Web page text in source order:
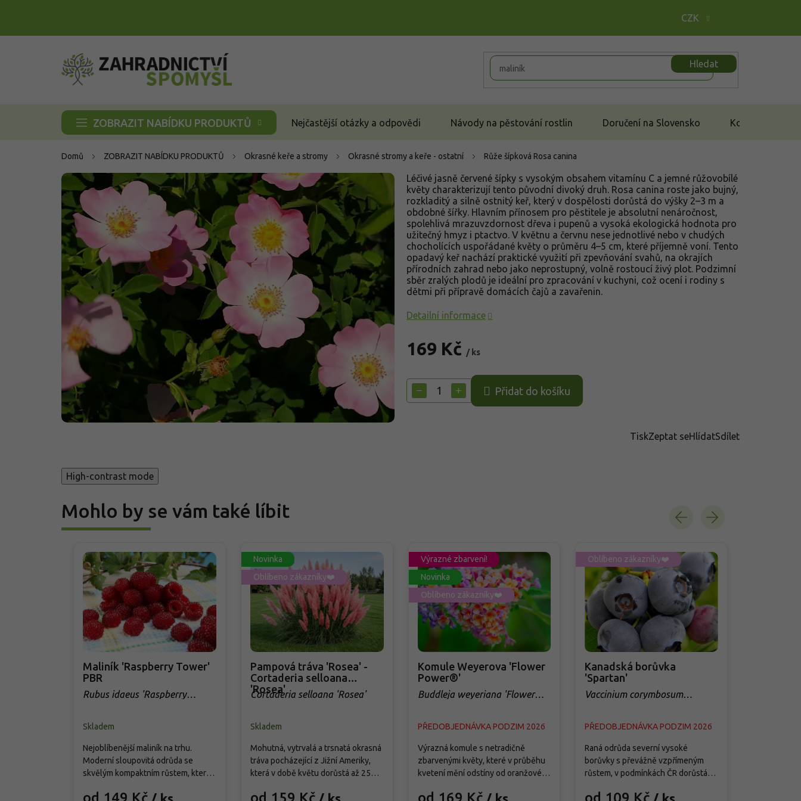
CZK
Hledat
ZOBRAZIT NABÍDKU PRODUKTŮ Nejčastější otázky a odpovědi Návody na pěstování rostlin Doručení na Slovensko Kontakt
Domů ZOBRAZIT NABÍDKU PRODUKTŮ Okrasné keře a stromy Okrasné stromy a keře - ostatní Růže šípková Rosa canina
169 Kč / ks
cena:
+
− Přidat do košíku
Léčivé jasně červené šípky s vysokým obsahem vitamínu C a jemné růžovobílé
květy charakterizují tento původní divoký druh. Rosa canina roste jako bujný,
rozkladitý a silně ostnitý keř, který v dospělosti dorůstá do výšky 2–3 m a
obdobné šířky. Hlavním přínosem pro pěstitele je absolutní nenáročnost,
spolehlivá mrazuvzdornost dřeva i pupenů a vysoká ekologická hodnota pro
užitečný hmyz i ptactvo. V květnu a červnu nese jednotlivé nebo v chudých
chocholících uspořádané květy o průměru 4–5 cm, které příjemně voní. Tento
opadavý keř nachází praktické využití při zpevňování svahů, na okrajích
přírodních zahrad nebo jako neprostupný, volně rostoucí živý plot. Podzimní
sběr zralých plodů je ideální pro zpracování v kuchyni, což ocení i rodiny s
dětmi při přípravě domácích čajů a zavařenin.
Detailní informace
TiskZeptat seHlídatSdílet
High-contrast mode
Mohlo by se vám také líbit
Maliník 'Raspberry Tower'
PBR
Rubus idaeus 'Raspberry
Skladem
Nejoblíbenější maliník na trhu.
Moderní sloupovitá odrůda se
skvělým kompaktním růstem, která
úrodu velkých, sladkých a
Novinka
Oblíbeno zákazníky❤️
Pampová tráva 'Rosea' -
Cortaderia selloana
'Rosea'
Cortaderia selloana 'Rosea'
Skladem
Mohutná, vytrvalá a trsnatá okrasná
tráva pocházející z Jižní Ameriky,
která v době květu dorůstá až 250
chocholatá květenství světle
Výrazné zbarvení!
Novinka
Oblíbeno zákazníky❤️
Komule Weyerova 'Flower
Power®'
Buddleja weyeriana 'Flower
PŘEDOBJEDNÁVKA PODZIM 2026
Výrazná komule s netradičně
zbarvenými květy, které v průběhu
kvetení mění odstíny od oranžové
od července do září a pravidelně
Oblíbeno zákazníky❤️
Kanadská borůvka
'Spartan'
Vaccinium corymbosum
PŘEDOBJEDNÁVKA PODZIM 2026
Raná odrůda severní vysoké
borůvky s převážně vzpřímeným
růstem, v podmínkách ČR dorůstá
vytváří středně hustý keř s pevnými